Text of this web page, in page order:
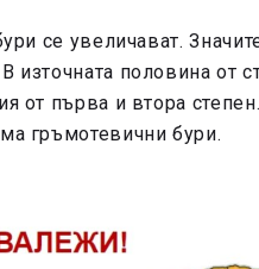
се увеличават.
половина от
от първа и втора
гръмотевични бури.